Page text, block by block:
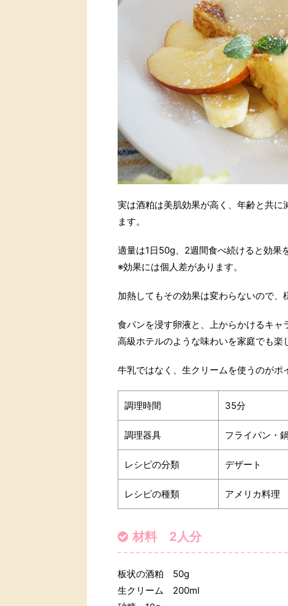
実は酒粕は美肌効果が高く、年齢と共
ます。
適量は1日50g、2週間食べ続けると効果
※効果には個人差があります。
加熱してもその効果は変わらないので、
食パンを浸す卵液と、上からかけるキャ
高級ホテルのような味わいを家庭でも楽
牛乳ではなく、生クリームを使うのがポ
調理時間 35分
調理器具 フライパン・
レシピの分類 デザート
レシピの種類 アメリカ料理
材料 2人分
板状の酒粕 50g
生クリーム 200ml